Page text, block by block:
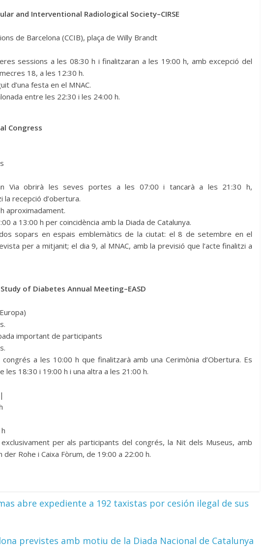
and Interventional Radiological Society–CIRSE
de Barcelona (CCIB), plaça de Willy Brandt
sessions a les 08:30 h i finalitzaran a les 19:00 h, amb excepció del
18, a les 12:30 h.
d’una festa en el MNAC.
entre les 22:30 i les 24:00 h.
Congress
Via obrirà les seves portes a les 07:00 i tancarà a les 21:30 h,
la recepció d’obertura.
aproximadament.
a 13:00 h per coincidència amb la Diada de Catalunya.
dos sopars en espais emblemàtics de la ciutat: el 8 de setembre en el
per a mitjanit; el dia 9, al MNAC, amb la previsió que l’acte finalitzi a
of Diabetes Annual Meeting–EASD
important de participants
a les 10:00 h que finalitzarà amb una Cerimònia d’Obertura. Es
18:30 i 19:00 h i una altra a les 21:00 h.
per als participants del congrés, la Nit dels Museus, amb
der Rohe i Caixa Fòrum, de 19:00 a 22:00 h.
abre expediente a 192 taxistas por cesión ilegal de sus
previstes amb motiu de la Diada Nacional de Catalunya